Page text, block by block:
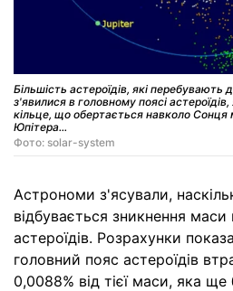
Більшість астероїдів, які перебувають
з'явилися в головному поясі
кільце, що обертається навколо Сонця
Юпітера...
Фото: solar-system
Астрономи з'ясували,
відбувається зникнення
астероїдів. Розрахунки
головний пояс астероїдів
0,0088% від тієї маси, яка